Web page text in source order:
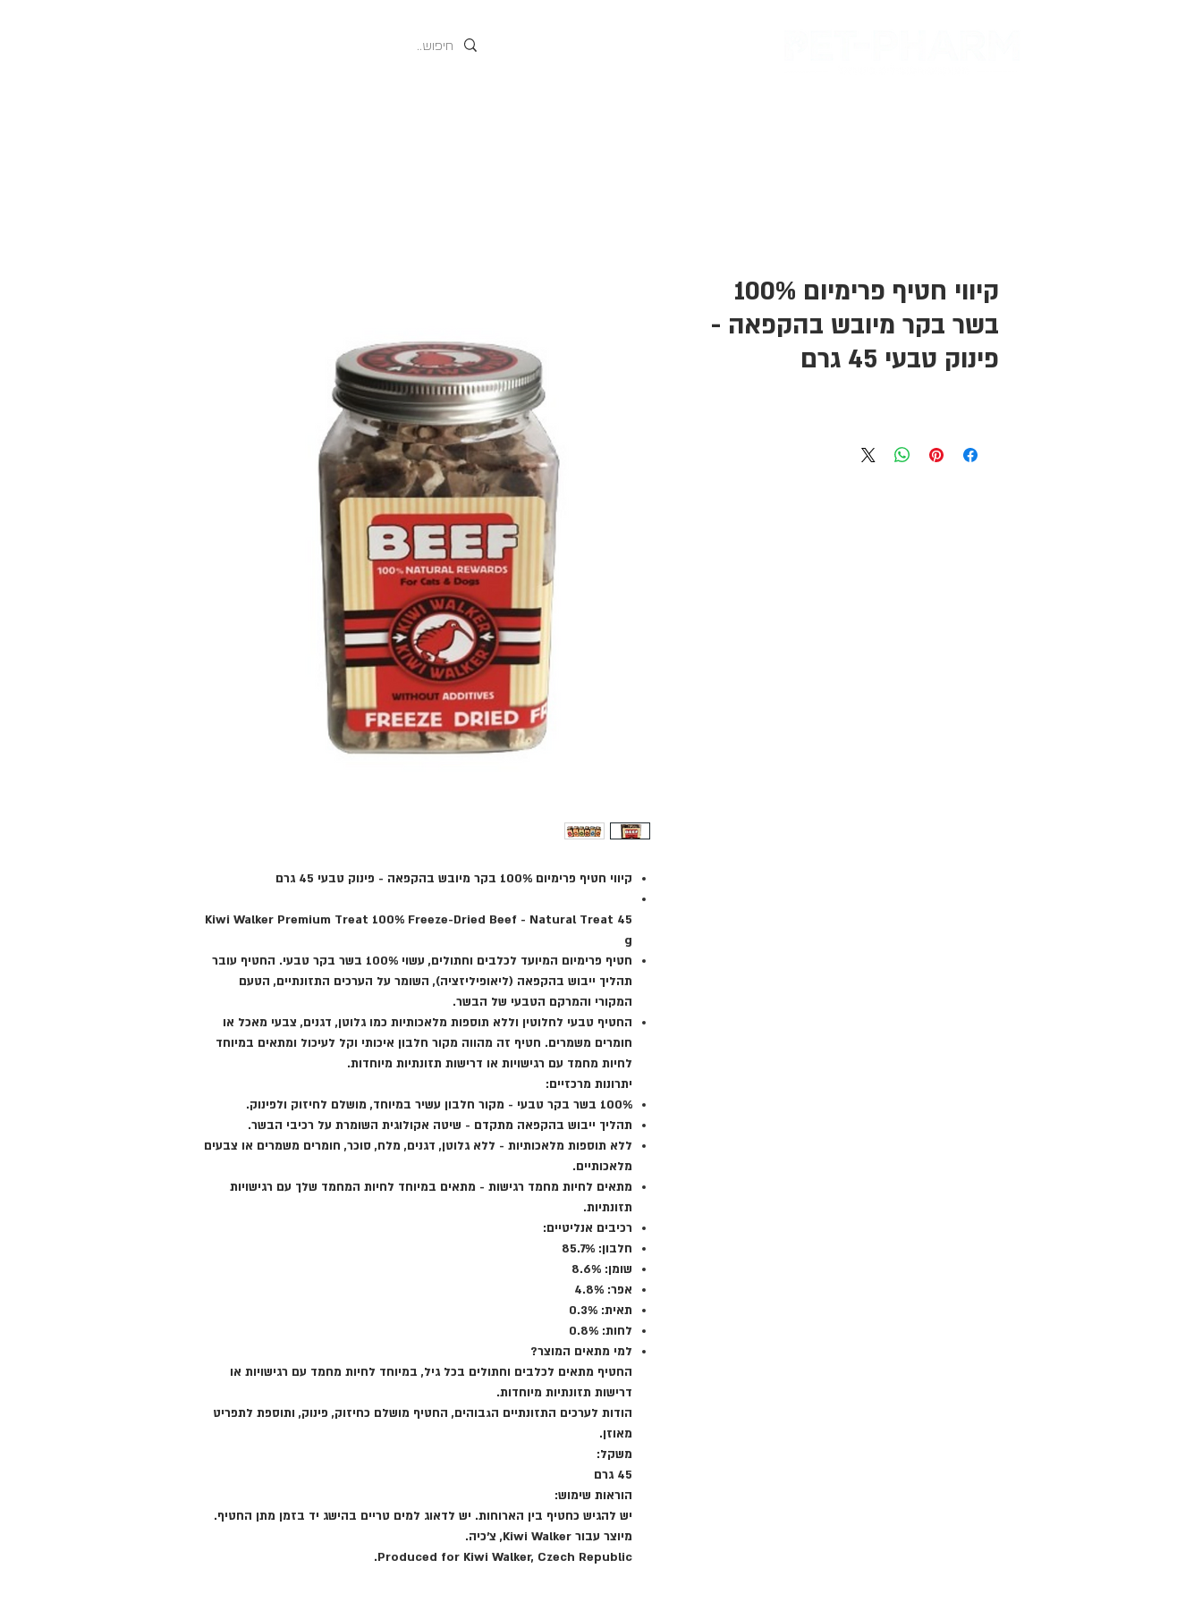
קיווי חטיף פרימיום 100% בקר מיובש בהקפאה - פינוק טבעי 45 גרם
Kiwi Walker Premium Treat 100% Freeze-Dried Beef - Natural Treat 45
g
חטיף פרימיום המיועד לכלבים וחתולים, עשוי 100% בשר בקר טבעי. החטיף עובר
תהליך ייבוש בהקפאה (ליאופיליזציה), השומר על הערכים התזונתיים, הטעם
המקורי והמרקם הטבעי של הבשר.
החטיף טבעי לחלוטין וללא תוספות מלאכותיות כמו גלוטן, דגנים, צבעי מאכל או
חומרים משמרים. חטיף זה מהווה מקור חלבון איכותי וקל לעיכול ומתאים במיוחד
לחיות מחמד עם רגישויות או דרישות תזונתיות מיוחדות.
יתרונות מרכזיים:
100% בשר בקר טבעי
- מקור חלבון עשיר במיוחד, מושלם לחיזוק ולפינוק.
תהליך ייבוש בהקפאה מתקדם - שיטה אקולוגית השומרת על רכיבי הבשר.
ללא תוספות מלאכותיות - ללא גלוטן, דגנים, מלח, סוכר, חומרים משמרים או צבעים
מלאכותיים.
מתאים לחיות מחמד רגישות - מתאים במיוחד לחיות המחמד שלך עם רגישויות
תזונתיות.
רכיבים אנליטיים:
חלבון: 85.7%
שומן: 8.6%
אפר: 4.8%
תאית: 0.3%
לחות: 0.8%
למי מתאים המוצר?
החטיף מתאים לכלבים וחתולים בכל גיל, במיוחד לחיות מחמד עם רגישויות או
דרישות תזונתיות מיוחדות.
הודות לערכים התזונתיים הגבוהים, החטיף מושלם כחיזוק, פינוק, ותוספת לתפריט
מאוזן.
משקל:
45 גרם
הוראות שימוש:
יש להגיש כחטיף בין הארוחות. יש לדאוג למים טריים בהישג יד בזמן מתן החטיף.
מיוצר עבור Kiwi Walker, צ'כיה.
Produced for Kiwi Walker, Czech Republic.
קיווי חטיף פרימיום 100%
בשר בקר מיובש בהקפאה -
פינוק טבעי 45 גרם